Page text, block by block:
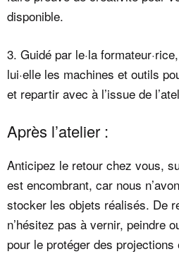
disponible.
3. Guidé par le·la
lui·elle les machines et outils
et repartir avec à l’issue de
Après l’atelier :
Anticipez le retour chez vous,
est encombrant, car nous
stocker les objets réalisés. De
n’hésitez pas à vernir, peindre
pour le protéger des